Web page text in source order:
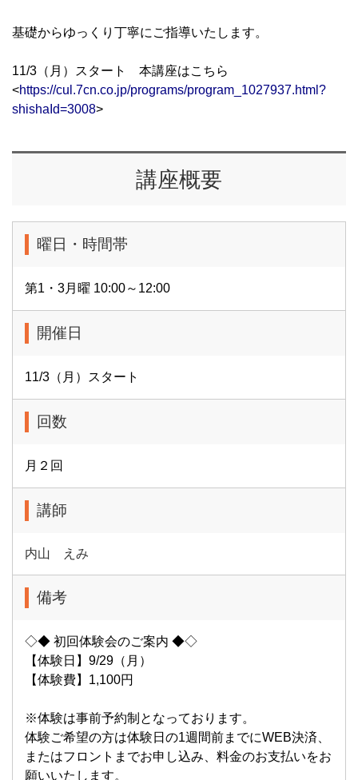
基礎からゆっくり丁寧にご指導いたします。
11/3（月）スタート 本講座はこちら
<https://cul.7cn.co.jp/programs/program_1027937.html?
shishaId=3008>
講座概要
曜日・時間帯
第1・3月曜 10:00～12:00
開催日
11/3（月）スタート
回数
月２回
講師
内山 えみ
備考
◇◆ 初回体験会のご案内 ◆◇
【体験日】9/29（月）
【体験費】1,100円
※体験は事前予約制となっております。
体験ご希望の方は体験日の1週間前までにWEB決済、
またはフロントまでお申し込み、料金のお支払いをお
願いいたします。